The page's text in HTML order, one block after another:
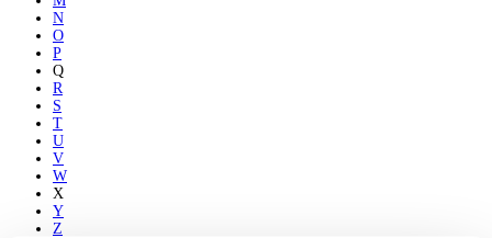
N
O
P
Q
R
S
T
U
V
W
X
Y
Z